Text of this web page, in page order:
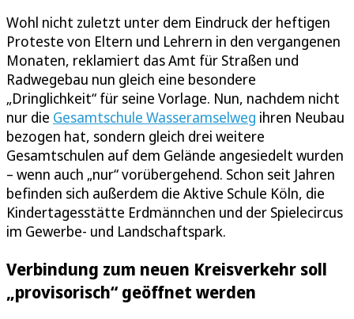
Wohl nicht zuletzt unter dem Eindruck der heftigen
Proteste von Eltern und Lehrern in den vergangenen
Monaten, reklamiert das Amt für Straßen und
Radwegebau nun gleich eine besondere
„Dringlichkeit“ für seine Vorlage. Nun, nachdem nicht
nur die Gesamtschule Wasseramselweg ihren Neubau
bezogen hat, sondern gleich drei weitere
Gesamtschulen auf dem Gelände angesiedelt wurden
– wenn auch „nur“ vorübergehend. Schon seit Jahren
befinden sich außerdem die Aktive Schule Köln, die
Kindertagesstätte Erdmännchen und der Spielecircus
im Gewerbe- und Landschaftspark.
Verbindung zum neuen Kreisverkehr soll
„provisorisch“ geöffnet werden